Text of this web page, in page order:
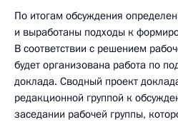
По итогам обсуждения
и выработаны подходы к
В соответствии с решением
будет организована работа по
доклада. Сводный проект
редакционной группой к
заседании рабочей группы,